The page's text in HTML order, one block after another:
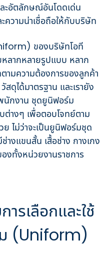
ะอัตลักษณ์อันโดดเด่น
วามน่าเชื่อถือให้กับบริษัท
ของบริษัทโอที
หลากหลายรูปแบบ หลาก
ามความต้องการของลูกค้า
ได้มาตรฐาน และเรายัง
นักงาน ชุดยูนิฟอร์ม
ต่างๆ เพื่อตอบโจทย์ตาม
ไม่ว่าจะเป็นยูนิฟอร์มชุด
งแขนสั้น เสื้อช่าง กางเกง
งทั้งหน่วยงานราชการ
รเลือกและใช้
(Uniform)